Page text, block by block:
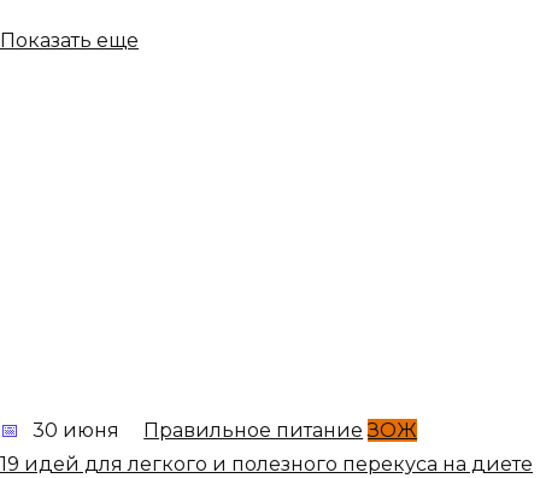
Показать еще
30 июня Правильное питание ЗОЖ
19 идей для легкого и полезного перекуса на диете